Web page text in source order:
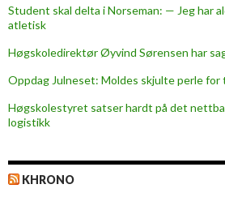
Student skal delta i Norseman: — Jeg har
atletisk
Høgskoledirektør Øyvind Sørensen har
Oppdag Julneset: Moldes skjulte perle
Høgskolestyret satser hardt på det
logistikk
KHRONO